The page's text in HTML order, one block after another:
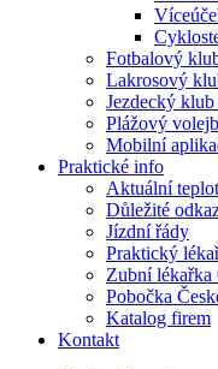
Fotbalový
Lakrosový
Jezdecký
Plážový
Mobilní
Praktické info
Aktuální
Důležité
Jízdní řády
Praktický
Zubní lékařka
Pobočka
Katalog firem
Kontakt